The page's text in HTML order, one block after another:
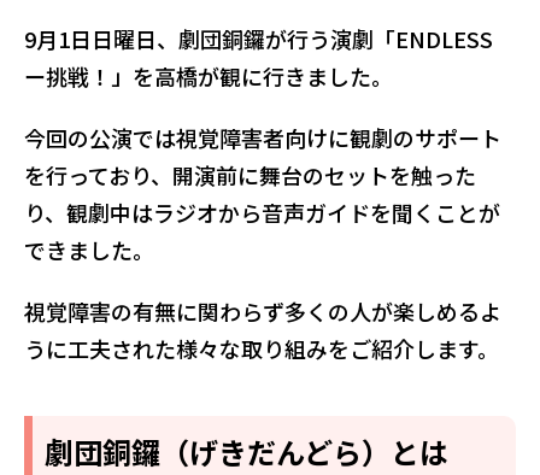
9月1日日曜日、劇団銅鑼が行う演劇「ENDLESS
ー挑戦！」を高橋が観に行きました。
今回の公演では視覚障害者向けに観劇のサポート
を行っており、開演前に舞台のセットを触った
り、観劇中はラジオから音声ガイドを聞くことが
できました。
視覚障害の有無に関わらず多くの人が楽しめるよ
うに工夫された様々な取り組みをご紹介します。
劇団銅鑼（げきだんどら）とは